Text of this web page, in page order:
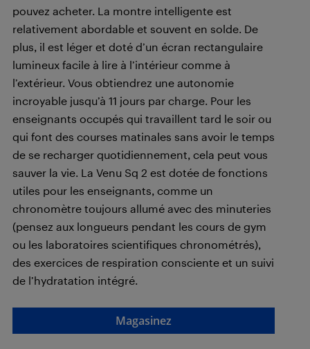
pouvez acheter. La montre intelligente est
relativement abordable et souvent en solde. De
plus, il est léger et doté d’un écran rectangulaire
lumineux facile à lire à l’intérieur comme à
l’extérieur. Vous obtiendrez une autonomie
incroyable jusqu’à 11 jours par charge. Pour les
enseignants occupés qui travaillent tard le soir ou
qui font des courses matinales sans avoir le temps
de se recharger quotidiennement, cela peut vous
sauver la vie. La Venu Sq 2 est dotée de fonctions
utiles pour les enseignants, comme un
chronomètre toujours allumé avec des minuteries
(pensez aux longueurs pendant les cours de gym
ou les laboratoires scientifiques chronométrés),
des exercices de respiration consciente et un suivi
de l’hydratation intégré.
Magasinez